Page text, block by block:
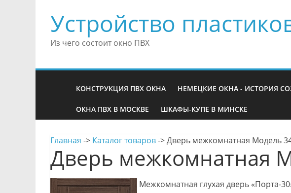
Устройство
Из чего состоит окно ПВХ
КОНСТРУКЦИЯ ПВХ ОКНА НЕМЕЦКИЕ ОКНА - ИСТОРИЯ
ОКНА ПВХ В МОСКВЕ ШКАФЫ-КУПЕ В МИНСКЕ
Главная -> Каталог товаров->Дверь межкомнатная Модель
Дверь межкомнатная
Межкомнатная глухая дверь «Порта-